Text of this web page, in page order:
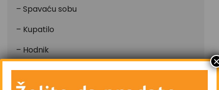
– Spavaću sobu
– Kupatilo
– Hodnik
– Vanjsku ostavu u haustoru zgrade
(zajedničke prostorije)